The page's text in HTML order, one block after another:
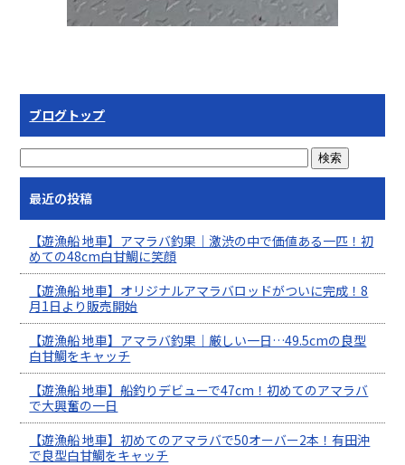
ブログトップ
最近の投稿
【遊漁船 地車】アマラバ釣果｜激渋の中で価値ある一匹！初
めての48cm白甘鯛に笑顔
【遊漁船 地車】オリジナルアマラバロッドがついに完成！8
月1日より販売開始
【遊漁船 地車】アマラバ釣果｜厳しい一日…49.5cmの良型
白甘鯛をキャッチ
【遊漁船 地車】船釣りデビューで47cm！初めてのアマラバ
で大興奮の一日
【遊漁船 地車】初めてのアマラバで50オーバー2本！有田沖
で良型白甘鯛をキャッチ